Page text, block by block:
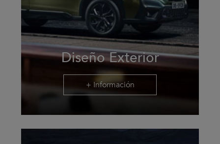
Diseño Exterior
+ Información